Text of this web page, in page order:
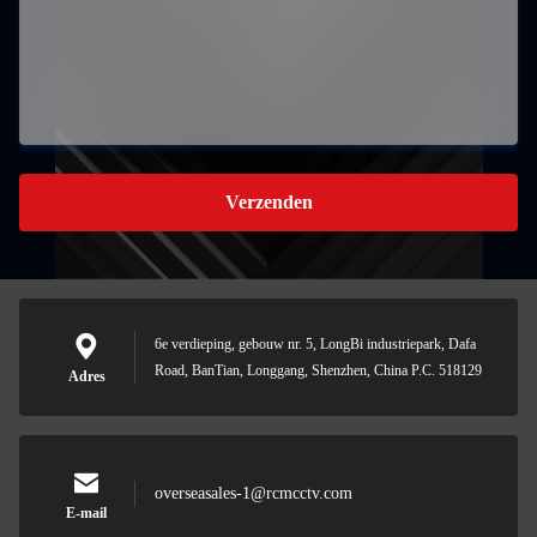
Verzenden
Adres
6e verdieping, gebouw nr. 5, LongBi industriepark, Dafa
Road, BanTian, Longgang, Shenzhen, China P.C. 518129
E-mail
overseasales-1@rcmcctv.com